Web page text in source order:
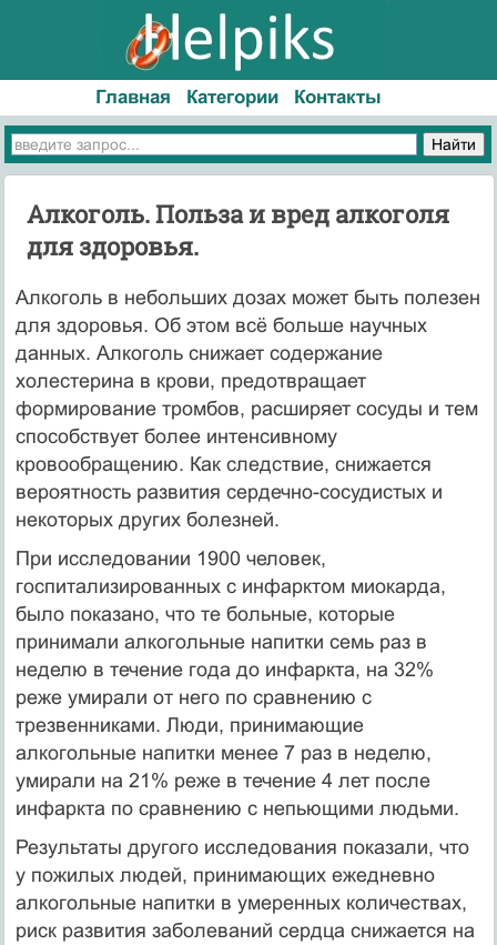
Главная Категории Контакты
Алкоголь. Польза и вред алкоголя
для здоровья.
Алкоголь в небольших дозах может быть полезен
для здоровья. Об этом всё больше научных
данных. Алкоголь снижает содержание
холестерина в крови, предотвращает
формирование тромбов, расширяет сосуды и тем
способствует более интенсивному
кровообращению. Как следствие, снижается
вероятность развития сердечно-сосудистых и
некоторых других болезней.
При исследовании 1900 человек,
госпитализированных с инфарктом миокарда,
было показано, что те больные, которые
принимали алкогольные напитки семь раз в
неделю в течение года до инфаркта, на 32%
реже умирали от него по сравнению с
трезвенниками. Люди, принимающие
алкогольные напитки менее 7 раз в неделю,
умирали на 21% реже в течение 4 лет после
инфаркта по сравнению с непьющими людьми.
Результаты другого исследования показали, что
у пожилых людей, принимающих ежедневно
алкогольные напитки в умеренных количествах,
риск развития заболеваний сердца снижается на